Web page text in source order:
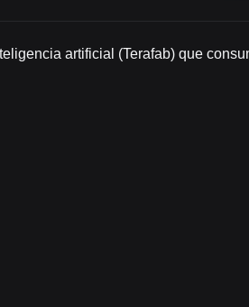
artificial (Terafab) que